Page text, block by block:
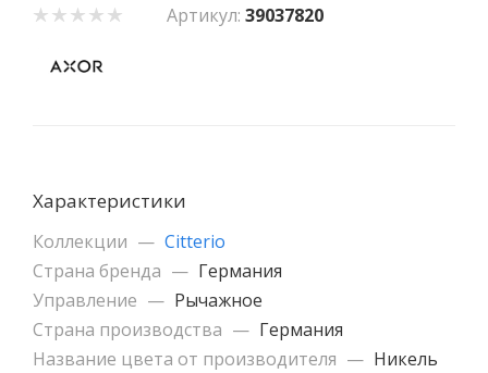
Артикул: 39037820
Характеристики
Коллекции — Citterio
Страна бренда — Германия
Управление — Рычажное
Страна производства — Германия
Название цвета от производителя — Никель